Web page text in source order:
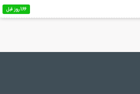
166 روز قبل